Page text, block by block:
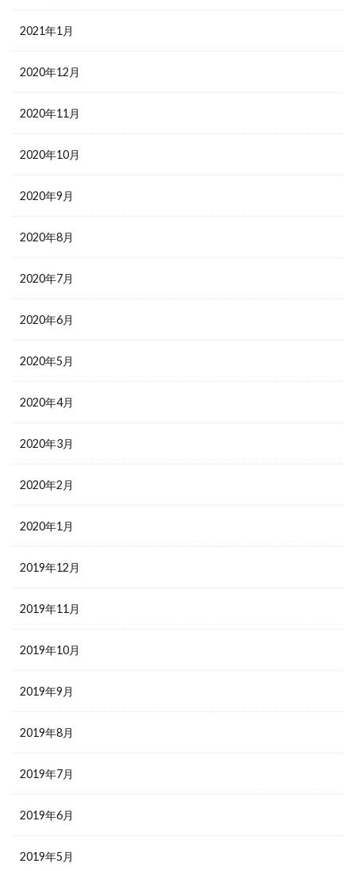
2021年1月
2020年12月
2020年11月
2020年10月
2020年9月
2020年8月
2020年7月
2020年6月
2020年5月
2020年4月
2020年3月
2020年2月
2020年1月
2019年12月
2019年11月
2019年10月
2019年9月
2019年8月
2019年7月
2019年6月
2019年5月